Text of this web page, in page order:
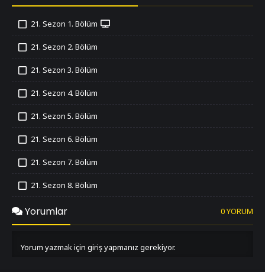
21. Sezon 1. Bölüm
21. Sezon 2. Bölüm
21. Sezon 3. Bölüm
21. Sezon 4. Bölüm
21. Sezon 5. Bölüm
21. Sezon 6. Bölüm
21. Sezon 7. Bölüm
21. Sezon 8. Bölüm
İzledim
21. Sezon 9. Bölüm
İzledim
21. Sezon 11. Bölüm
Yorumlar 0 YORUM
Yorum yazmak için giriş yapmanız gerekiyor.